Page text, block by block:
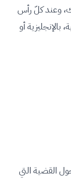
وعند كلّ رأس
أو
القضية التي